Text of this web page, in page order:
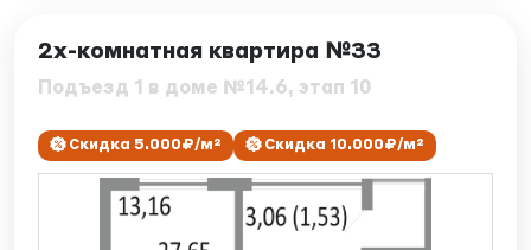
2х-комнатная квартира №33
Подъезд 1 в доме №14.6, этап 10
Скидка 5.000₽/м² Скидка 10.000₽/м²